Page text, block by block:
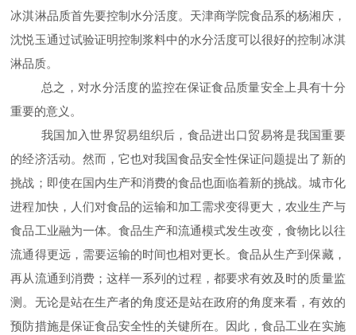
冰淇淋品质首先要控制水分活度。天津商学院食品系的杨湘庆，
沈悦玉通过试验证明控制浆料中的水分活度可以很好的控制冰淇
淋品质。
总之，对水分活度的监控在保证食品质量安全上具有十分
重要的意义。
我国加入世界贸易组织后，食品进出口贸易将是我国重要
的经济活动。然而，它也对我国食品安全性保证问题提出了新的
挑战；即使在国内生产和消费的食品也面临着新的挑战。城市化
进程加快，人们对食品的运输和加工需求变得更大，农业生产与
食品工业融为一体。食品生产和流通模式发生改变，食物比以往
流通得更远，需要运输的时间也相对更长。食品从生产到保藏，
再从流通到消费；这样一系列的过程，都要求有效及时的质量监
测。无论是站在生产者的角度还是站在政府的角度来看，有效的
预防措施是保证食品安全性的关键所在。因此，食品工业在实施